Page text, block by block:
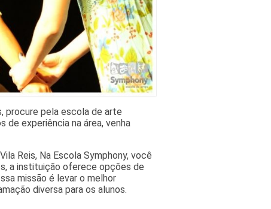
procure pela escola de arte
de experiência na área, venha
Reis, Na Escola Symphony, você
a instituição oferece opções de
missão é levar o melhor
diversa para os alunos.